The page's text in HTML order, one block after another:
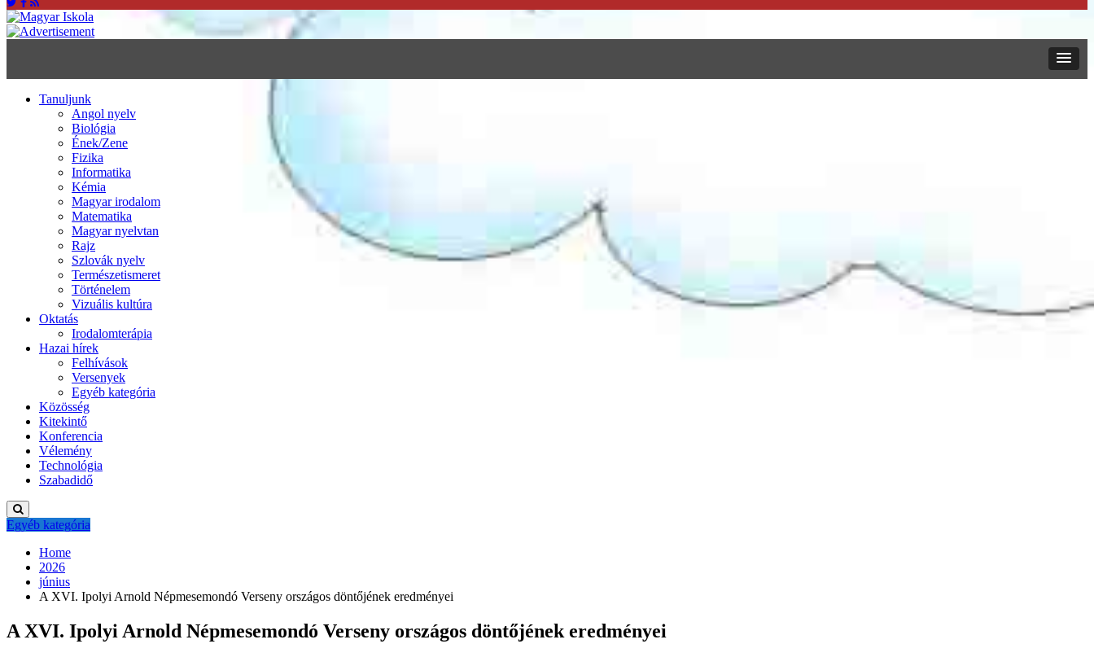
Tanuljunk
Angol nyelv
Biológia
Ének/Zene
Fizika
Informatika
Kémia
Magyar irodalom
Matematika
Magyar nyelvtan
Rajz
Szlovák nyelv
Természetismeret
Történelem
Vizuális kultúra
Oktatás
Irodalomterápia
Hazai hírek
Felhívások
Versenyek
Egyéb kategória
Közösség
Kitekintő
Konferencia
Vélemény
Technológia
Szabadidő
Egyéb kategória
Home
2026
június
A XVI. Ipolyi Arnold Népmesemondó Verseny országos döntőjének eredményei
A XVI. Ipolyi Arnold Népmesemondó Verseny országos döntőjének eredményei